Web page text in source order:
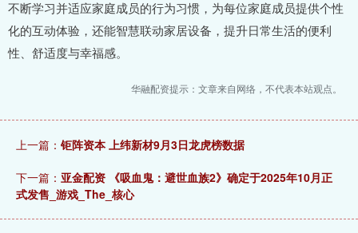
不断学习并适应家庭成员的行为习惯，为每位家庭成员提供个性
化的互动体验，还能智慧联动家居设备，提升日常生活的便利
性、舒适度与幸福感。
华融配资提示：文章来自网络，不代表本站观点。
上一篇： 钜阵资本 上纬新材9月3日龙虎榜数据
下一篇： 亚金配资 《吸血鬼：避世血族2》确定于2025年10月正
式发售_游戏_The_核心